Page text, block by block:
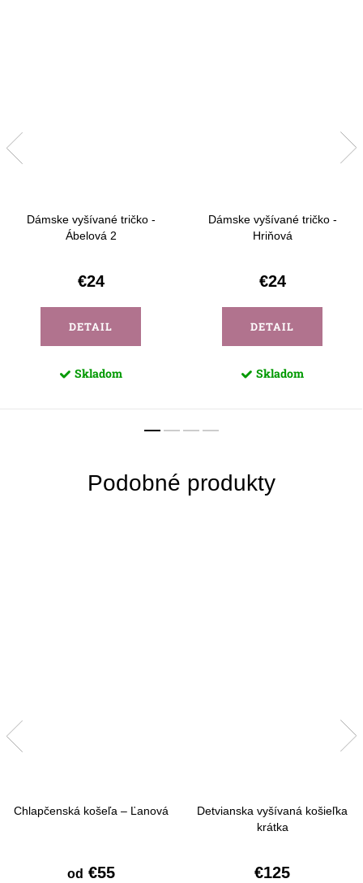
Dámske vyšívané tričko -
Ábelová 2
€24
DETAIL
Skladom
Dámske vyšívané tričko -
Hriňová
€24
DETAIL
Skladom
Chlapčenská košeľa – Ľanová
od €55
Detvianska vyšívaná košieľka
krátka
€125